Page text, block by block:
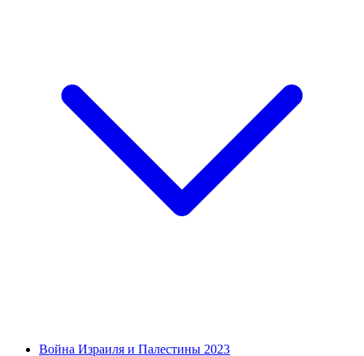
Война Израиля и Палестины 2023